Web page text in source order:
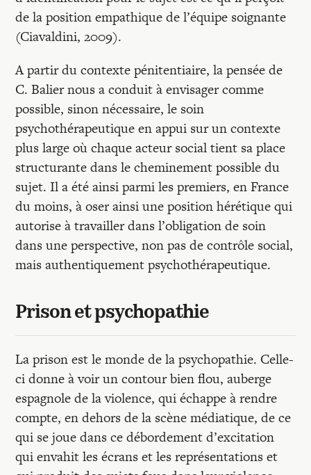
de la position empathique de l’équipe soignante
(Ciavaldini, 2009).
A partir du contexte pénitentiaire, la pensée de
C. Balier nous a conduit à envisager comme
possible, sinon nécessaire, le soin
psychothérapeutique en appui sur un contexte
plus large où chaque acteur social tient sa place
structurante dans le cheminement possible du
sujet. Il a été ainsi parmi les premiers, en France
du moins, à oser ainsi une position hérétique qui
autorise à travailler dans l’obligation de soin
dans une perspective, non pas de contrôle social,
mais authentiquement psychothérapeutique.
Prison et psychopathie
La prison est le monde de la psychopathie. Celle-
ci donne à voir un contour bien flou, auberge
espagnole de la violence, qui échappe à rendre
compte, en dehors de la scène médiatique, de ce
qui se joue dans ce débordement d’excitation
qui envahit les écrans et les représentations et